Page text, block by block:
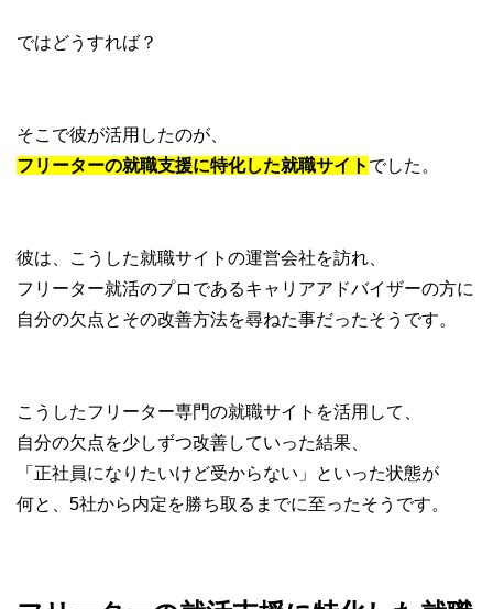
ではどうすれば？
そこで彼が活用したのが、
フリーターの就職支援に特化した就職サイト でした。
彼は、こうした就職サイトの運営会社を訪れ、
フリーター就活のプロであるキャリアアドバイザーの方に
自分の欠点とその改善方法を尋ねた事だったそうです。
こうしたフリーター専門の就職サイトを活用して、
自分の欠点を少しずつ改善していった結果、
「正社員になりたいけど受からない」といった状態が
何と、5社から内定を勝ち取るまでに至ったそうです。